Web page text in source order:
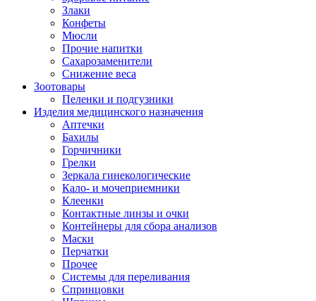
Злаки
Конфеты
Мюсли
Прочие напитки
Сахарозаменители
Снижение веса
Зоотовары
Пеленки и подгузники
Изделия медицинского назначения
Аптечки
Бахилы
Горчичники
Грелки
Зеркала гинекологические
Кало- и мочеприемники
Клеенки
Контактные линзы и очки
Контейнеры для сбора анализов
Маски
Перчатки
Прочее
Системы для переливания
Спринцовки